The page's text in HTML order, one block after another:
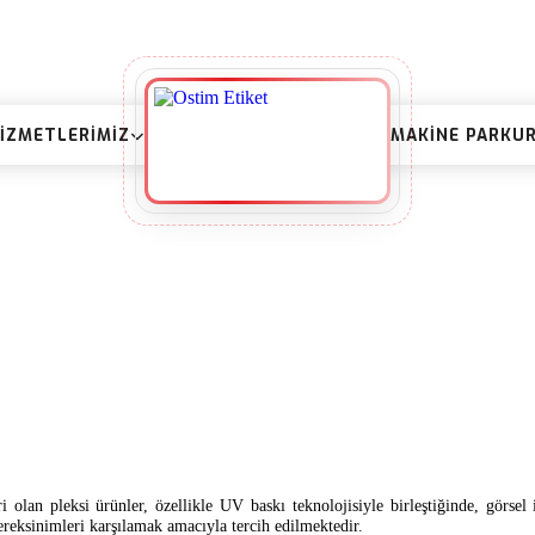
MAKINE
olan pleksi ürünler, özellikle UV baskı teknolojisiyle birleştiğinde,
karşılamak amacıyla tercih edilmektedir.